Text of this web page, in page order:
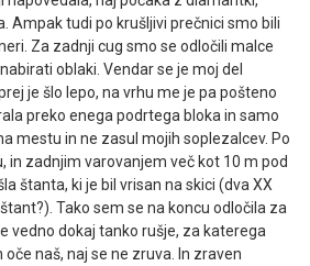
Ampak tudi po krušljivi prečnici smo bili
Za zadnji cug smo se odločili malce
oblaki. Vendar se je moj del
je šlo lepo, na vrhu me je pa pošteno
preko enega podrtega bloka in samo
mestu in ne zasul mojih soplezalcev. Po
in zadnjim varovanjem več kot 10 m pod
štanta, ki je bil vrisan na skici (dva XX
Tako sem se na koncu odločila za
vedno dokaj tanko rušje, za katerega
naš, naj se ne zruva. In zraven